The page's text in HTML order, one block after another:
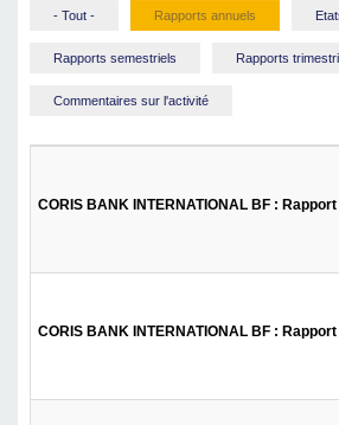
- Tout - Rapports annuels
Rapports semestriels Rapports
Commentaires sur l'activité
CORIS BANK INTERNATIONAL BF :
CORIS BANK INTERNATIONAL BF :